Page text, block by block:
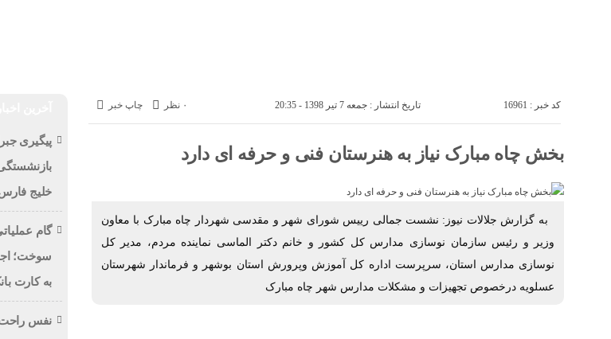
تاریخ انتشار : جمعه 7 تیر 1398 - 20:35 کد خبر : 16961 چاپ خبر ۰ نظر
بخش چاه مبارک نیاز به هنرستان فنی و حرفه ای دارد
به گزارش جلالات نيوز: نشست جمالی رييس شورای شهر و مقدسی شهردار چاه مبارک با معاون
وزیر و رئیس سازمان نوسازی مدارس کل کشور و خانم دکتر الماسی نماینده مردم، مدیر کل
نوسازی مدارس استان، سرپرست اداره کل آموزش وپرورش استان بوشهر و فرماندار شهرستان
عسلویه درخصوص تجهیزات و مشکلات مدارس شهر چاه مبارک
خلیج
گام
سوخت؛
به کارت